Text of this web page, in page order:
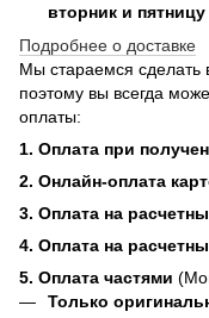
вторник и пятницу
Подробнее о доставке
Мы стараемся сделать
поэтому вы всегда
оплаты:
1. Оплата при
2. Онлайн-оплата
3. Оплата на
4. Оплата на
5. Оплата частями
Только